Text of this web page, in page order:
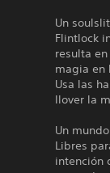
Un
Flintlock
resulta
magia en
Usa las
llover la
Un
Libres
intención